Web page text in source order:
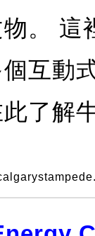
。 這
互動
了解